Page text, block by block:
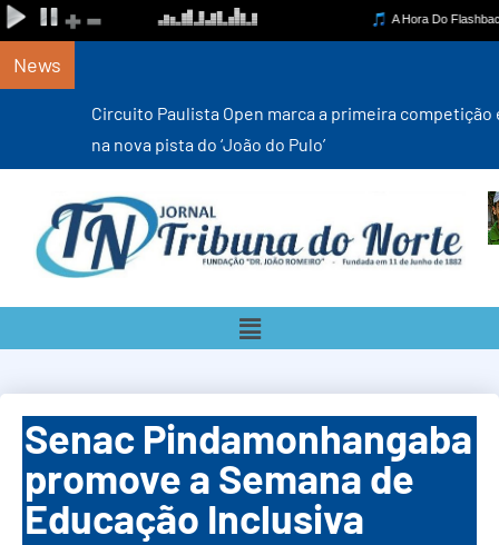
News
Circuito Paulista Open marca a primeira competição estadual
na nova pista do ‘João do Pulo’
Senac Pindamonhangaba
promove a Semana de
Educação Inclusiva